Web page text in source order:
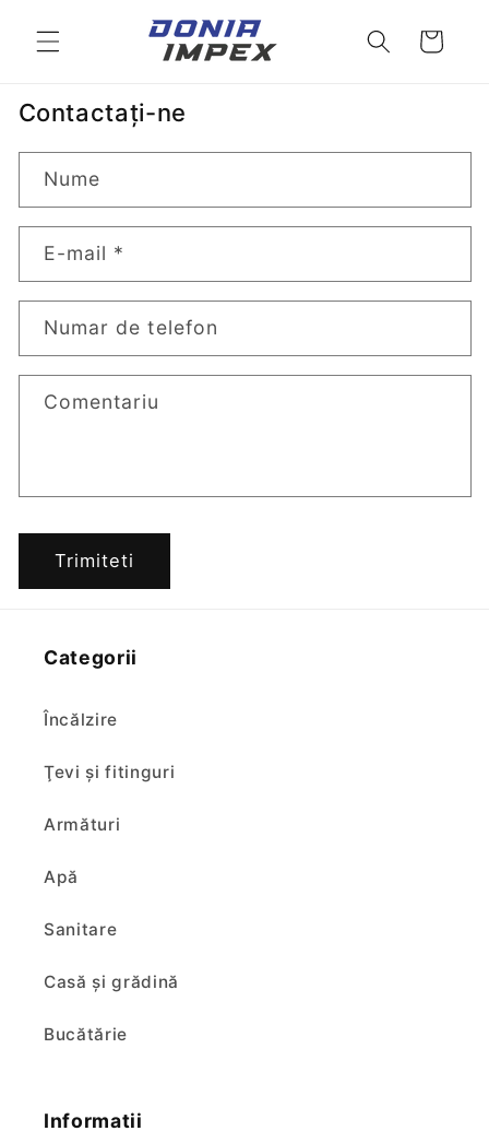
conținut
Cos
Contactaţi-ne
Nume
E-mail *
Numar de telefon
Comentariu
Trimiteti
Categorii
Încălzire
Ţevi şi fitinguri
Armături
Apă
Sanitare
Casă și grădină
Bucătărie
Informatii